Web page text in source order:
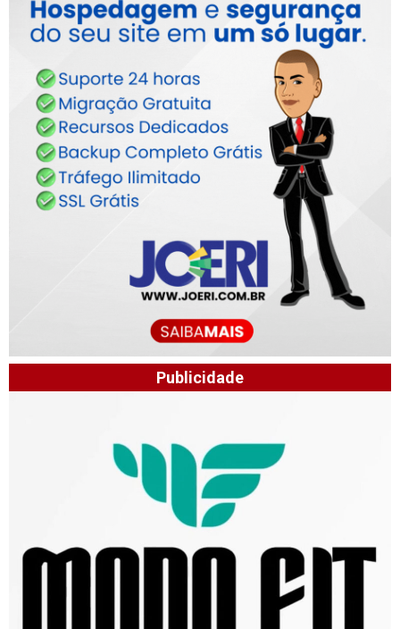
Publicidade